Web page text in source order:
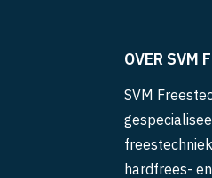
OVER SVM
SVM
hardfrees- en